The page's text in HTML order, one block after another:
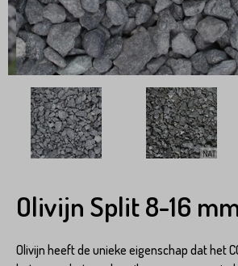
Olivijn Split 8-16
Olivijn heeft de unieke eigenschap dat het